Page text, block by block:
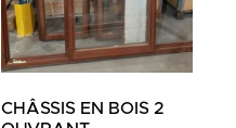
CHÂSSIS EN BOIS 2